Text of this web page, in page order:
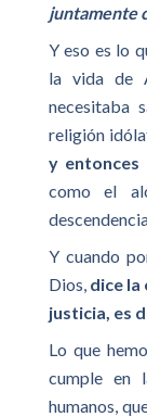
juntamente
Y eso es lo
la vida de
necesitaba
religión
y
como el
Y cuando
Dios, dice la
justicia, es
Lo que
cumple en
humanos,